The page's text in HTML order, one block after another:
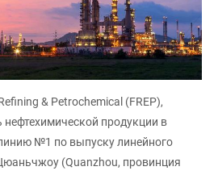
& Petrochemical (FREP),
продукции в
№1 по выпуску линейного
(Quanzhou, провинция